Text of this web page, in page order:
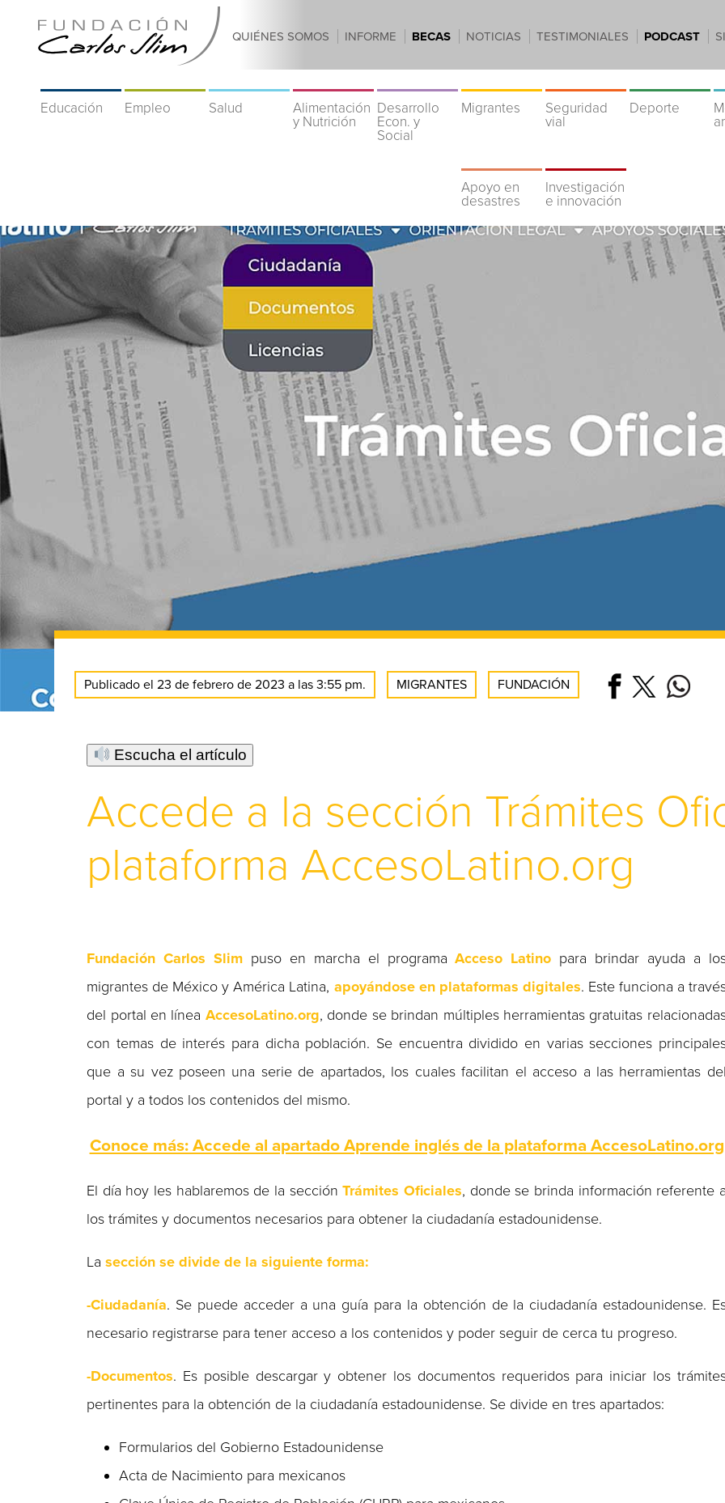
QUIÉNES SOMOS INFORME BECAS NOTICIAS TESTIMONIALES PODCAST
Educación Empleo Salud
Alimentación
y Nutrición
Desarrollo
Econ. y
Social
Migrantes
Seguridad
vial
Deporte
Apoyo en
desastres
Investigación
e innovación
Publicado el 23 de febrero de 2023 a las 3:55 pm. MIGRANTES FUNDACIÓN
Escucha el artículo
Accede a la sección Trámites
plataforma AccesoLatino.org
Fundación Carlos Slim puso en marcha el programaAcceso Latino para brindar ayuda a
migrantes de México y América Latina, apoyándose en plataformas digitales. Este funciona a
del portal en línea AccesoLatino.org, donde se brindan múltiples herramientas gratuitas
con temas de interés para dicha población. Se encuentra dividido en varias secciones
que a su vez poseen una serie de apartados, los cuales facilitan el acceso a las herramientas
portal y a todos los contenidos del mismo.
Conoce más: Accede al apartado Aprende inglés de la plataforma AccesoLatino.org
El día hoy les hablaremos de la secciónTrámites Oficiales, donde se brinda información referente
los trámites y documentos necesarios para obtener la ciudadanía estadounidense.
Lasección se divide de la siguiente forma:
-Ciudadanía. Se puede acceder a una guía para la obtención de la ciudadanía estadounidense.
necesario registrarse para tener acceso a los contenidos y poder seguir de cerca tu progreso.
-Documentos. Es posible descargar y obtener los documentos requeridos para iniciar los
pertinentes para la obtención de la ciudadanía estadounidense. Se divide en tres apartados:
Formularios del Gobierno Estadounidense
Acta de Nacimiento para mexicanos